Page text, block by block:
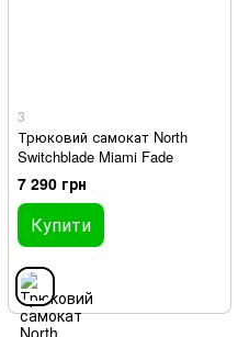
3
Трюковий самокат North
Switchblade Miami Fade
7 290 грн
Купити